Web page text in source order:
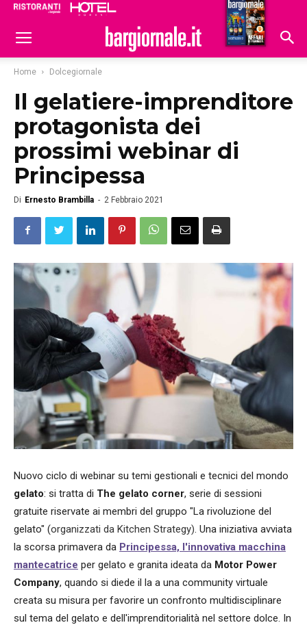
Hoteldomani
Home Dolcegiornale
Il gelatiere-imprenditore
protagonista dei
prossimi webinar di
Principessa
Di Ernesto Brambilla - 2 Febbraio 2021
Nuovo ciclo di webinar su temi gestionali e tecnici del mondo
gelato: si tratta di The gelato corner, serie di sessioni
gratuite riservate ai membri del gruppo "La rivoluzione del
gelato" (organizzati da Kitchen Strategy). Una iniziativa avviata
la scorsa primavera da Principessa, l'innovativa macchina
mantecatrice per gelato e granita ideata da Motor Power
Company, quando si diede il la a una community virtuale
creata su misura per favorire un confronto multidisciplinare
sul tema del gelato e dell'imprenditorialità nel settore dolce. In